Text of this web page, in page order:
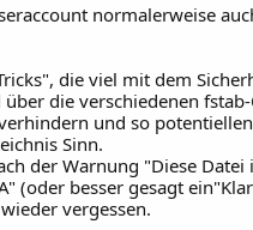
normalerweise
die viel mit dem
die verschiedenen
und so
Sinn.
der Warnung "Diese
(oder besser gesagt
vergessen.